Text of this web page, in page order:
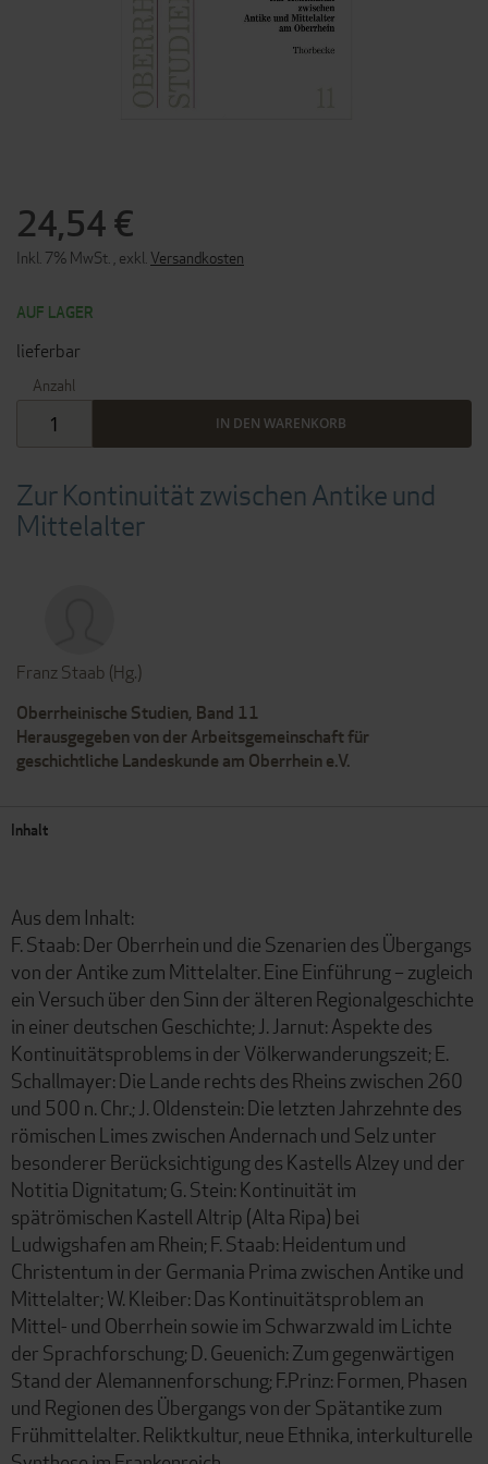
Zur Kontinuität zwischen Antike und
Mittelalter
Franz Staab (Hg.)
Oberrheinische Studien, Band 11
Herausgegeben von der Arbeitsgemeinschaft für
geschichtliche Landeskunde am Oberrhein e.V.
24,54 €
Inkl. 7% MwSt. exkl. Versandkosten
AUF LAGER
lieferbar
Anzahl
IN DEN WARENKORB
Inhalt
Aus dem Inhalt:
F. Staab: Der Oberrhein und die Szenarien des Übergangs
von der Antike zum Mittelalter. Eine Einführung – zugleich
ein Versuch über den Sinn der älteren Regionalgeschichte
in einer deutschen Geschichte; J. Jarnut: Aspekte des
Kontinuitätsproblems in der Völkerwanderungszeit; E.
Schallmayer: Die Lande rechts des Rheins zwischen 260
und 500 n. Chr.; J. Oldenstein: Die letzten Jahrzehnte des
römischen Limes zwischen Andernach und Selz unter
besonderer Berücksichtigung des Kastells Alzey und der
Notitia Dignitatum; G. Stein: Kontinuität im
spätrömischen Kastell Altrip (Alta Ripa) bei
Ludwigshafen am Rhein; F. Staab: Heidentum und
Christentum in der Germania Prima zwischen Antike und
Mittelalter; W. Kleiber: Das Kontinuitätsproblem an
Mittel- und Oberrhein sowie im Schwarzwald im Lichte
der Sprachforschung; D. Geuenich: Zum gegenwärtigen
Stand der Alemannenforschung; F.Prinz: Formen, Phasen
und Regionen des Übergangs von der Spätantike zum
Frühmittelalter. Reliktkultur, neue Ethnika, interkulturelle